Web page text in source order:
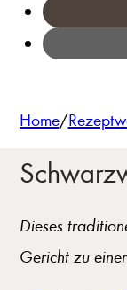
Home/
Dieses
Gericht zu